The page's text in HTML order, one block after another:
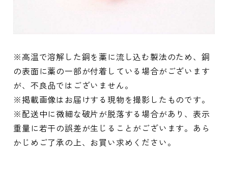
※高温で溶解した銅を藁に流し込む製法のため、銅
の表面に藁の一部が付着している場合がございます
が、不良品ではございません。
※掲載画像はお届けする現物を撮影したものです。
※配送中に微細な破片が脱落する場合があり、表示
重量に若干の誤差が生じることがございます。あら
かじめご了承の上、お買い求めください。